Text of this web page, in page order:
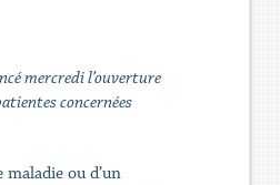
mercredi l’ouverture
concernées
ou d’un